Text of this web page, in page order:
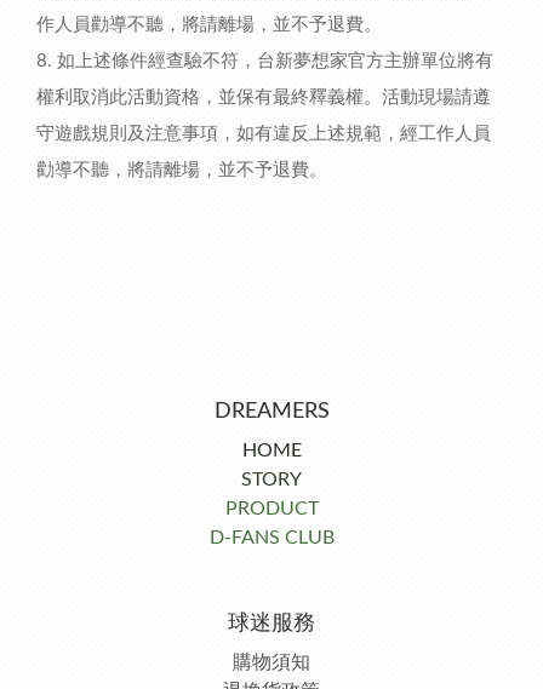
作人員勸導不聽，將請離場，並不予退費。
8. 如上述條件經查驗不符，台新夢想家官方主辦單位將有
權利取消此活動資格，並保有最終釋義權。活動現場請遵
守遊戲規則及注意事項，如有違反上述規範，經工作人員
勸導不聽，將請離場，並不予退費。
DREAMERS
HOME
STORY
PRODUCT
D-FANS CLUB
球迷服務
購物須知